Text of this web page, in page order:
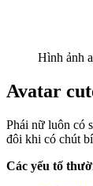
Hình ảnh
Avatar
Phái nữ luôn có
đôi khi có chút
Các yếu tố